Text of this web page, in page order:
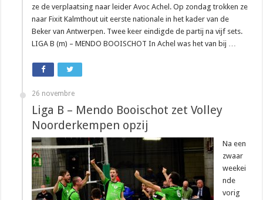
ze de verplaatsing naar leider Avoc Achel. Op zondag trokken ze
naar Fixit Kalmthout uit eerste nationale in het kader van de
Beker van Antwerpen. Twee keer eindigde de partij na vijf sets.
LIGA B (m) – MENDO BOOISCHOT In Achel was het van bij …
26 novembre
Liga B – Mendo Booischot zet Volley
Noorderkempen opzij
Na een
zwaar
weekei
nde
vorig